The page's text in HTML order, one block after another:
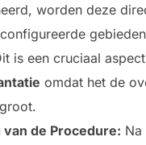
worden deze
is een cruciaal
omdat het de
de Procedure: